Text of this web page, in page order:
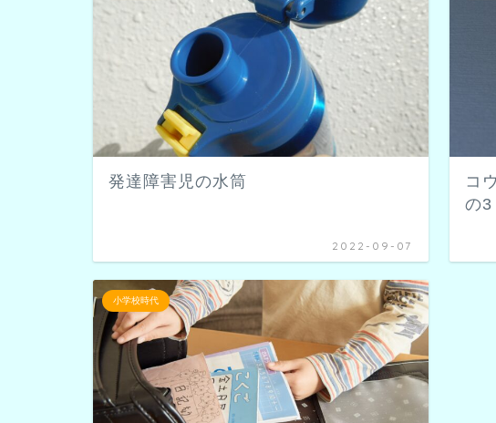
発達障害児の水筒
2022-09-07
コ
の3
小学校時代